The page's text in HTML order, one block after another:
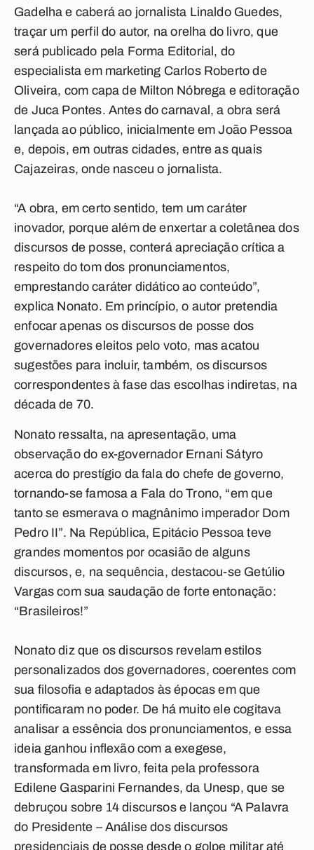
Gadelha e caberá ao jornalista Linaldo Guedes,
traçar um perfil do autor, na orelha do livro, que
será publicado pela Forma Editorial, do
especialista em marketing Carlos Roberto de
Oliveira, com capa de Milton Nóbrega e editoração
de Juca Pontes. Antes do carnaval, a obra será
lançada ao público, inicialmente em João Pessoa
e, depois, em outras cidades, entre as quais
Cajazeiras, onde nasceu o jornalista.
“A obra, em certo sentido, tem um caráter
inovador, porque além de enxertar a coletânea dos
discursos de posse, conterá apreciação crítica a
respeito do tom dos pronunciamentos,
emprestando caráter didático ao conteúdo”,
explica Nonato. Em princípio, o autor pretendia
enfocar apenas os discursos de posse dos
governadores eleitos pelo voto, mas acatou
sugestões para incluir, também, os discursos
correspondentes à fase das escolhas indiretas, na
década de 70.
Nonato ressalta, na apresentação, uma
observação do ex-governador Ernani Sátyro
acerca do prestígio da fala do chefe de governo,
tornando-se famosa a Fala do Trono, “em que
tanto se esmerava o magnânimo imperador Dom
Pedro II”. Na República, Epitácio Pessoa teve
grandes momentos por ocasião de alguns
discursos, e, na sequência, destacou-se Getúlio
Vargas com sua saudação de forte entonação:
“Brasileiros!”
Nonato diz que os discursos revelam estilos
personalizados dos governadores, coerentes com
sua filosofia e adaptados às épocas em que
pontificaram no poder. De há muito ele cogitava
analisar a essência dos pronunciamentos, e essa
ideia ganhou inflexão com a exegese,
transformada em livro, feita pela professora
Edilene Gasparini Fernandes, da Unesp, que se
debruçou sobre 14 discursos e lançou “A Palavra
do Presidente – Análise dos discursos
presidenciais de posse desde o golpe militar até